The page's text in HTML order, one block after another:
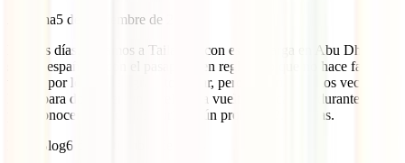
Arancha5 de septiembre de 2023
Buenos días, viajamos a Tailandia con escala larga en Abu Dhabi,
somos españoles con el pasaporte en regla, veo que no hace falta
visado por lo tanto es gratuito entrar, pero entraríamos dos veces, a
la ida para dormir en un hotel y a la vuelta la escala es durante el día,
para conocer la ciudad. Habría algún problema?. Gracias.
IATI Blog6 de septiembre de 2023